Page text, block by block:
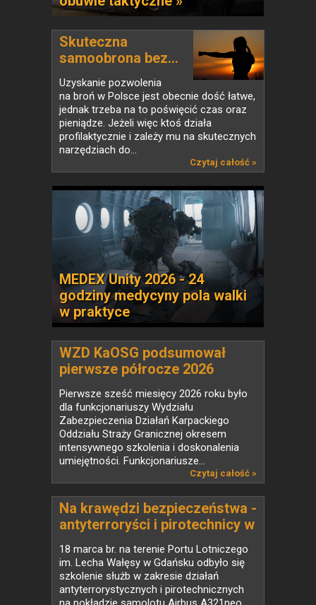
Skuteczna
samoobrona bez...
Uzyskanie pozwolenia
na broń w Polsce jest obecnie dość łatwe,
jednak trzeba na to poświęcić czas oraz
pieniądze. Jeżeli więc ktoś działa
profilaktycznie i zależy mu na skutecznych
narzędziach do...
Czytaj całość »
MEDEX Unity 2026 - 24
godziny medycyny pola walki
w praktyce
WZD KaOSG podsumował
pierwsze półrocze 2026
Pierwsze sześć miesięcy 2026 roku było
dla funkcjonariuszy Wydziału
Zabezpieczenia Działań Karpackiego
Oddziału Straży Granicznej okresem
intensywnego szkolenia i doskonalenia
umiejętności. Funkcjonariusze...
Czytaj całość »
Na krawędzi bezpieczeństwa -
antyterroryści i pirotechnicy w
akcji na pokładzie Airbusa
18 marca br. na terenie Portu Lotniczego
im. Lecha Wałęsy w Gdańsku odbyło się
szkolenie służb w zakresie działań
antyterrorystycznych i pirotechnicznych